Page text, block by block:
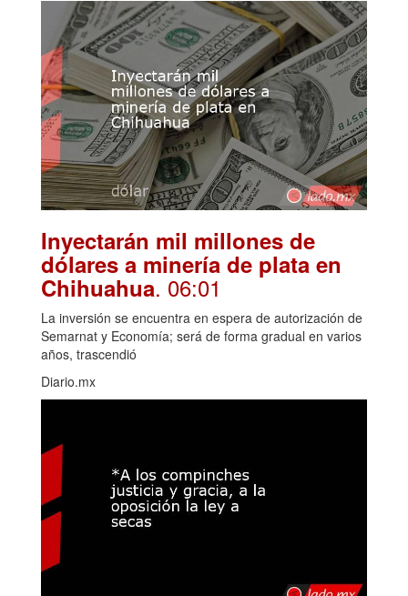
Inyectarán mil millones de
dólares a minería de plata en
Chihuahua. 06:01
La inversión se encuentra en espera de autorización de
Semarnat y Economía; será de forma gradual en varios
años, trascendió
Diario.mx